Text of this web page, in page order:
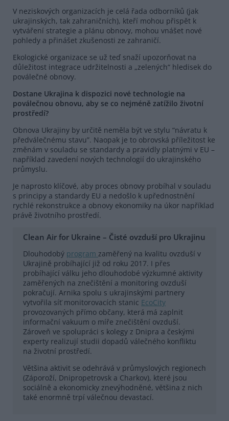
V neziskových organizacích je celá řada odborníků (jak
ukrajinských, tak zahraničních), kteří mohou přispět k
vytváření strategie a plánu obnovy, mohou vnášet nové
pohledy a přinášet zkušenosti ze zahraničí.
Ekologické organizace se už teď snaží upozorňovat na
důležitost integrace udržitelnosti a „zelených“ hledisek do
poválečné obnovy.
Dostane Ukrajina k dispozici nové technologie na
poválečnou obnovu, aby se co nejméně zatížilo životní
prostředí?
Obnova Ukrajiny by určitě neměla být ve stylu “návratu k
předválečnému stavu”. Naopak je to obrovská příležitost ke
změnám v souladu se standardy a pravidly platnými v EU –
například zavedení nových technologií do ukrajinského
průmyslu.
Je naprosto klíčové, aby proces obnovy probíhal v souladu
s principy a standardy EU a nedošlo k upřednostnění
rychlé rekonstrukce a obnovy ekonomiky na úkor například
právě životního prostředí.
Clean Air for Ukraine – Čisté ovzduší pro Ukrajinu
Dlouhodobý program zaměřený na kvalitu ovzduší v
Ukrajině probíhající již od roku 2017. I přes
probíhající válku jeho dlouhodobé výzkumné aktivity
zaměřených na znečištění a monitoring ovzduší
pokračují. Arnika spolu s ukrajinskými partnery
vytvořila síť monitorovacích stanic EcoCity
provozovaných přímo občany, která má zaplnit
informační vakuum o míře znečištění ovzduší.
Zároveň ve spolupráci s kolegy z Dnipra a českými
experty realizují studii dopadů válečného konfliktu
na životní prostředí.
Většina aktivit se odehrává v průmyslových regionech
(Záporoží, Dnipropetrovsk a Charkov), které jsou
sociálně a ekonomicky znevýhodněné, většina z nich
také enormně trpí válečnou devastací.